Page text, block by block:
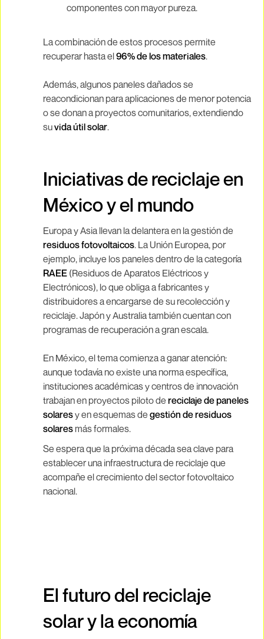
componentes con mayor pureza.
La combinación de estos procesos permite
recuperar hasta el96% de los materiales.
Además, algunos paneles dañados se
reacondicionan para aplicaciones de menor potencia
o se donan a proyectos comunitarios, extendiendo
suvida útil solar.
Iniciativas de reciclaje en
México y el mundo
Europa y Asia llevan la delantera en la gestión de
residuos fotovoltaicos. La Unión Europea, por
ejemplo, incluye los paneles dentro de la categoría
RAEE (Residuos de Aparatos Eléctricos y
Electrónicos), lo que obliga a fabricantes y
distribuidores a encargarse de su recolección y
reciclaje. Japón y Australia también cuentan con
programas de recuperación a gran escala.
En México, el tema comienza a ganar atención:
aunque todavía no existe una norma específica,
instituciones académicas y centros de innovación
trabajan en proyectos piloto de reciclaje de paneles
solaresy en esquemas de gestión de residuos
solares más formales.
Se espera que la próxima década sea clave para
establecer una infraestructura de reciclaje que
acompañe el crecimiento del sector fotovoltaico
nacional.
El futuro del reciclaje
solar y la economía